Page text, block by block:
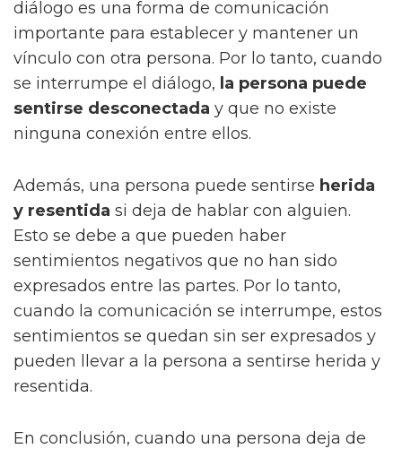
diálogo es una forma de comunicación
importante para establecer y mantener un
vínculo con otra persona. Por lo tanto, cuando
se interrumpe el diálogo, la persona puede
sentirse desconectada y que no existe
ninguna conexión entre ellos.
Además, una persona puede sentirse herida
y resentida si deja de hablar con alguien.
Esto se debe a que pueden haber
sentimientos negativos que no han sido
expresados entre las partes. Por lo tanto,
cuando la comunicación se interrumpe, estos
sentimientos se quedan sin ser expresados y
pueden llevar a la persona a sentirse herida y
resentida.
En conclusión, cuando una persona deja de